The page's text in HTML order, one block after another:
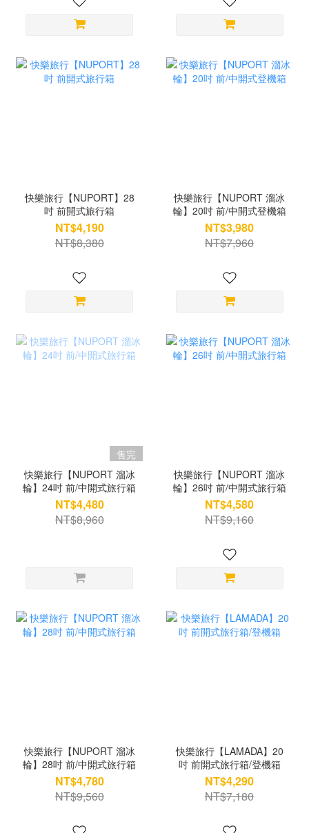
快樂旅行【NUPORT】28
吋 前開式旅行箱
NT$4,190
NT$8,380
快樂旅行【NUPORT 溜冰
輪】20吋 前/中開式登機箱
NT$3,980
NT$7,960
售完
快樂旅行【NUPORT 溜冰
輪】24吋 前/中開式旅行箱
NT$4,480
NT$8,960
快樂旅行【NUPORT 溜冰
輪】26吋 前/中開式旅行箱
NT$4,580
NT$9,160
快樂旅行【NUPORT 溜冰
輪】28吋 前/中開式旅行箱
NT$4,780
NT$9,560
快樂旅行【LAMADA】20
吋 前開式旅行箱/登機箱
NT$4,290
NT$7,180